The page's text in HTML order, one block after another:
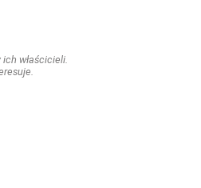
właścicieli.